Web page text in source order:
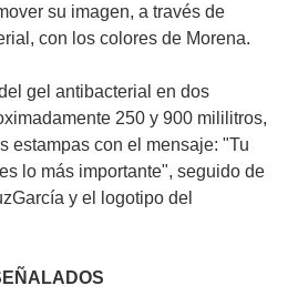
su imagen, a través de
con los colores de Morena.
gel antibacterial en dos
250 y 900 mililitros,
estampas con el mensaje: "Tu
lo más importante", seguido de
y el logotipo del